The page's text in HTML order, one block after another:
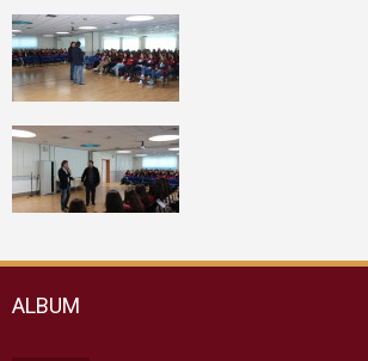
ALBUM